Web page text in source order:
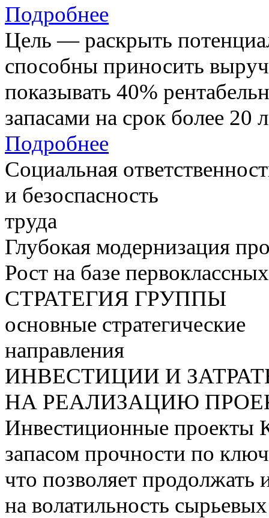
Подробнее
Цель — раскрыть
способны приносить
показывать 40%
запасами на срок более 20
Подробнее
Социальная
и безоспасность
труда
Глубокая модернизация
Рост на базе
СТРАТЕГИЯ ГРУППЫ
основные стратегические
направления
ИНВЕСТИЦИИ И
НА РЕАЛИЗАЦИЮ
Инвестиционные проекты
запасом прочности по
что позволяет продолжать
на волатильность